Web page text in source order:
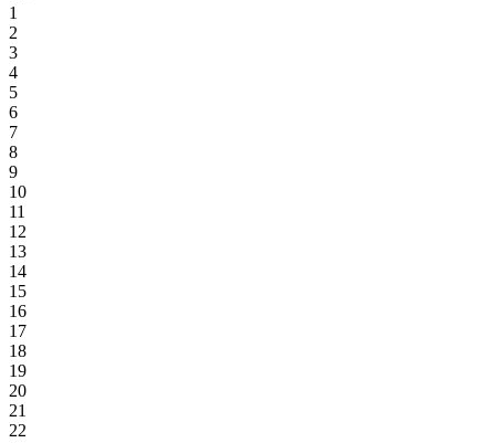
1
2
3
4
5
6
7
8
9
10
11
12
13
14
15
16
17
18
19
20
21
22